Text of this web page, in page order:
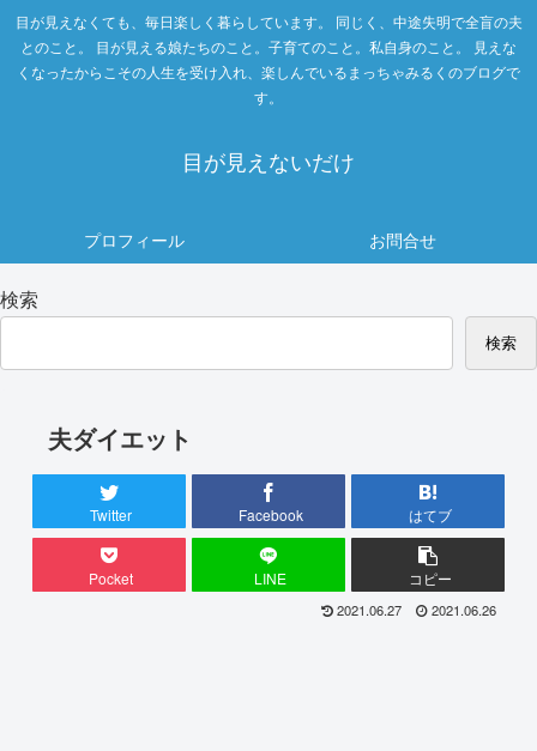
目が見えなくても、毎日楽しく暮らしています。 同じく、中途失明で全盲の夫
とのこと。 目が見える娘たちのこと。子育てのこと。私自身のこと。 見えな
くなったからこその人生を受け入れ、楽しんでいるまっちゃみるくのブログで
す。
目が見えないだけ
プロフィール お問合せ
検索
検索
夫ダイエット
Twitter Facebook はてブ
Pocket LINE コピー
2021.06.27 2021.06.26